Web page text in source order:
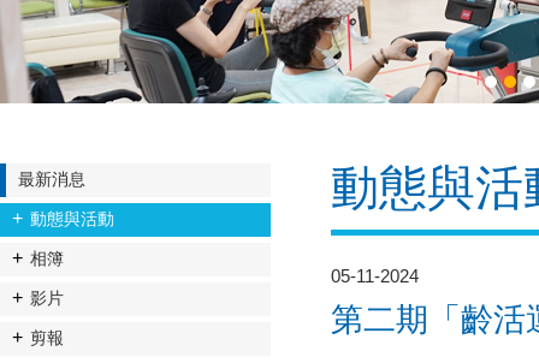
1 2 3
最新消息
動態與活動
相簿
影片
剪報
動態與活
05-11-2024
第二期「齡活